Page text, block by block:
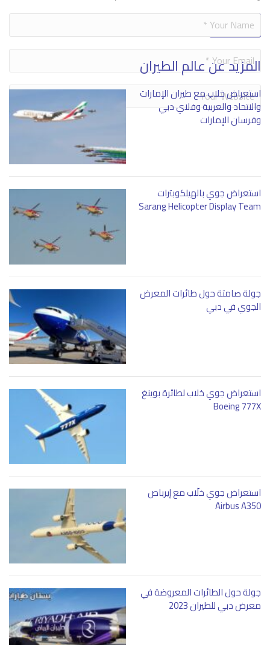
Alternative:
المزيد عن عالم الطيران
استعراض خلاب مع طيران الإمارات
والاتحاد والعربية وفلاي دبي
وفرسان الإمارات
استعراض جوي بالهيلكوبترات
Sarang Helicopter Display Team
جولة صامتة حول طائرات المعرض
الجوي في دبي
استعراض جوي خلاب لطائرة بوينغ
Boeing 777X
استعراض جوي خلّاب مع إيرباص
Airbus A350
جولة حول الطائرات المعروضة في
معرض دبي للطيران 2023